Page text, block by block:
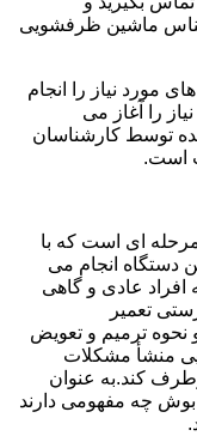
ماشین ظرفشویی
مورد نیاز را انجام
را آغاز می
توسط کارشناسان
است.
ای است که با
دستگاه انجام می
عادی و گاهی
تعمیر
نحوه ترمیم و تعویض
منشأ مشکلات
کند.به عنوان
بوش چه مفهومی دارند